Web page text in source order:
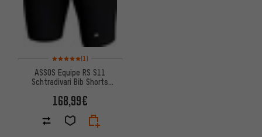
Bewertungen: 5 von 5 basierend auf 1 Bewertungen
(1)
ASSOS Equipe RS S11
Schtradivari Bib Shorts
168,99€